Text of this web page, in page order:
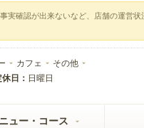
実確認が出来ないなど、店舗の運営
カフェ その他
日： 日曜日
ュー・コース